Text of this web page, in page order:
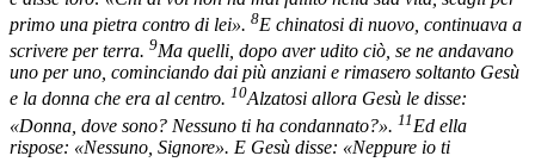
primo una pietra contro di lei». 8E chinatosi di nuovo, continuava a
scrivere per terra. 9Ma quelli, dopo aver udito ciò, se ne andavano
uno per uno, cominciando dai più anziani e rimasero soltanto Gesù
e la donna che era al centro. 10Alzatosi allora Gesù le disse:
«Donna, dove sono? Nessuno ti ha condannato?». 11 Ed ella
rispose: «Nessuno, Signore». E Gesù disse: «Neppure io ti